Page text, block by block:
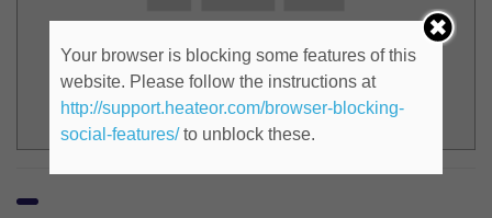
Your browser is blocking some features of this
website. Please follow the instructions at
http://support.heateor.com/browser-blocking-
social-features/to unblock these.